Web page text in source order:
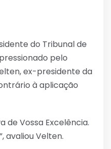
do Tribunal de
pelo
ex-presidente da
à aplicação
de Vossa Excelência.
avaliou Velten.